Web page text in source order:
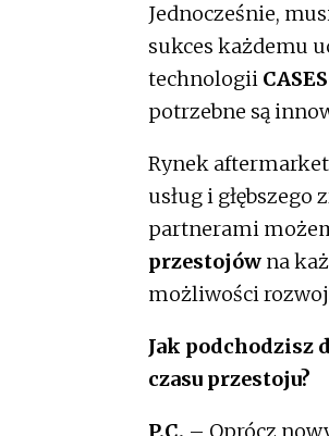
Jednocześnie,
sukces każdemu
technologii CASES
potrzebne są
Rynek
usług i
partnerami
przestojów na
możliwości
Jak podchodzisz
czasu przestoju?